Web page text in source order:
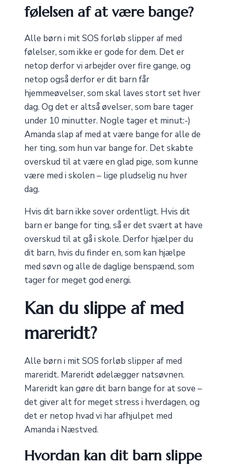
følelsen af at være bange?
Alle børn i mit SOS forløb slipper af med
følelser, som ikke er gode for dem. Det er
netop derfor vi arbejder over fire gange, og
netop også derfor er dit barn får
hjemmeøvelser, som skal laves stort set hver
dag. Og det er altså øvelser, som bare tager
under 10 minutter. Nogle tager et minut:-)
Amanda slap af med at være bange for alle de
her ting, som hun var bange for. Det skabte
overskud til at være en glad pige, som kunne
være med i skolen – lige pludselig nu hver
dag.
Hvis dit barn ikke sover ordentligt. Hvis dit
barn er bange for ting, så er det svært at have
overskud til at gå i skole. Derfor hjælper du
dit barn, hvis du finder en, som kan hjælpe
med søvn og alle de daglige benspænd, som
tager for meget god energi.
Kan du slippe af med
mareridt?
Alle børn i mit SOS forløb slipper af med
mareridt. Mareridt ødelægger natsøvnen.
Mareridt kan gøre dit barn bange for at sove –
det giver alt for meget stress i hverdagen, og
det er netop hvad vi har afhjulpet med
Amanda i Næstved.
Hvordan kan dit barn slippe